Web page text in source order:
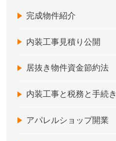
完成物件紹介
内装工事見積り公開
居抜き物件資金節約法
内装工事と税務と手続き
アパレルショップ開業